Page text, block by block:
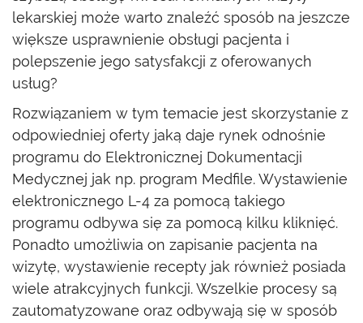
lekarskiej może warto znaleźć sposób na jeszcze
większe usprawnienie obsługi pacjenta i
polepszenie jego satysfakcji z oferowanych
usług?
Rozwiązaniem w tym temacie jest skorzystanie z
odpowiedniej oferty jaką daje rynek odnośnie
programu do Elektronicznej Dokumentacji
Medycznej jak np. program Medfile. Wystawienie
elektronicznego L-4 za pomocą takiego
programu odbywa się za pomocą kilku kliknięć.
Ponadto umożliwia on zapisanie pacjenta na
wizytę, wystawienie recepty jak również posiada
wiele atrakcyjnych funkcji. Wszelkie procesy są
zautomatyzowane oraz odbywają się w sposób